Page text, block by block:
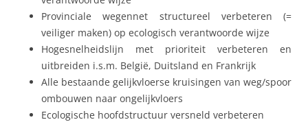
Provinciale wegennet structureel verbeteren (=
veiliger maken) op ecologisch verantwoorde wijze
Hogesnelheidslijn met prioriteit verbeteren en
uitbreiden i.s.m. België, Duitsland en Frankrijk
Alle bestaande gelijkvloerse kruisingen van weg/spoor
ombouwen naar ongelijkvloers
Ecologische hoofdstructuur versneld verbeteren